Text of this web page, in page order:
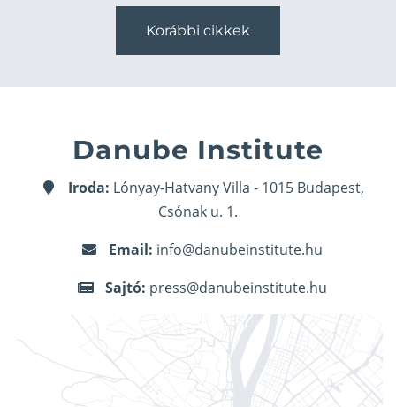
Korábbi cikkek
Danube Institute
Iroda: Lónyay-Hatvany Villa - 1015 Budapest,
Csónak u. 1.
Email: info@danubeinstitute.hu
Sajtó: press@danubeinstitute.hu